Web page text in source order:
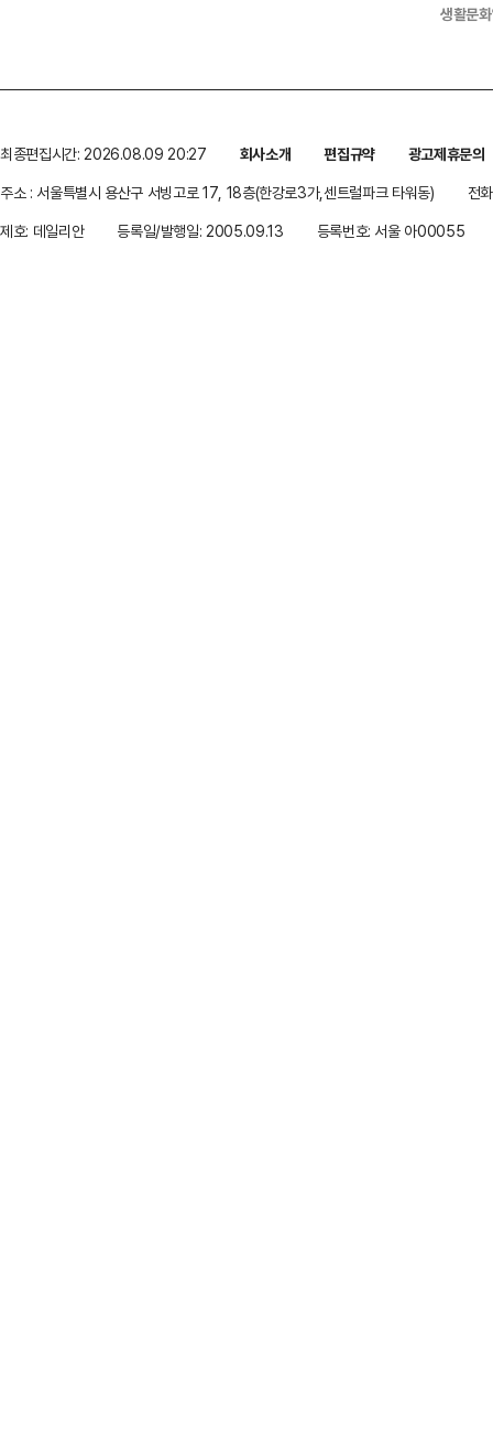
생활문
최종편집시간: 2026.08.09 20:27 회사소개 편집규약
광고제휴문의
주소 : 서울특별시 용산구 서빙고로 17, 18층(한강로3가,센트럴파크 타워동)
전
제호: 데일리안
등록일/발행일: 2005.09.13 등록번호: 서울 아00055